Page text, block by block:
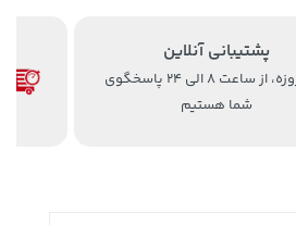
پشتیبانی آنلاین
همه روزه، از ساعت 8 الی 24 پاسخگوی
شما هستیم